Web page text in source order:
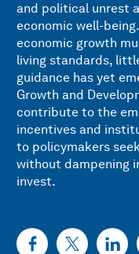
and political unrest
economic well-
economic growth
living standards,
guidance has yet
Growth and
contribute to the
incentives and
to policymakers
without dampening
invest.